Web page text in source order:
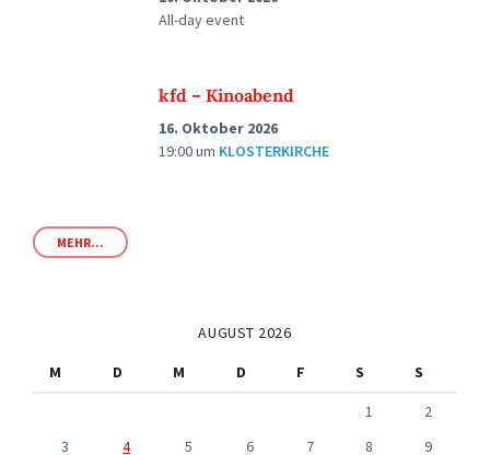
All-day event
kfd – Kinoabend
16. Oktober 2026
19:00um KLOSTERKIRCHE
MEHR...
AUGUST 2026
M
D M D F S
S
1
2
3
4 5 6 7 8
9